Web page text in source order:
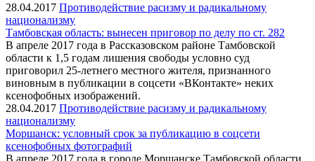
28.04.2017 Противодействие расизму и радикальному
национализму
Тамбовская область: вынесен приговор по делу по ст. 282
В апреле 2017 года в Рассказовском районе Тамбовской
области к 1,5 годам лишения свободы условно суд
приговорил 25-летнего местного жителя, признанного
виновным в публикации в соцсети «ВКонтакте» неких
ксенофобных изображений.
28.04.2017 Противодействие расизму и радикальному
национализму
Моршанск: условный срок за публикацию в соцсети
ксенофобных фотографий
В апреле 2017 года в городе Моршанске Тамбовской области